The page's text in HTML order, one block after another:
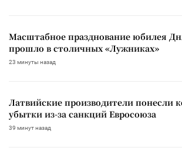
Масштабное празднование юбилея
прошло в столичных «Лужниках»
23 минуты назад
Латвийские производители понесли
убытки из-за санкций Евросоюза
39 минут назад